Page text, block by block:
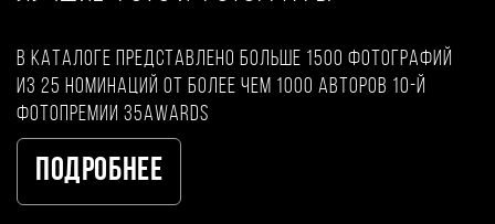
В каталоге представлено больше 1500 фотографий
из 25 номинаций от более чем 1000 авторов 10-й
фотопремии 35AWARDS
Подробнее